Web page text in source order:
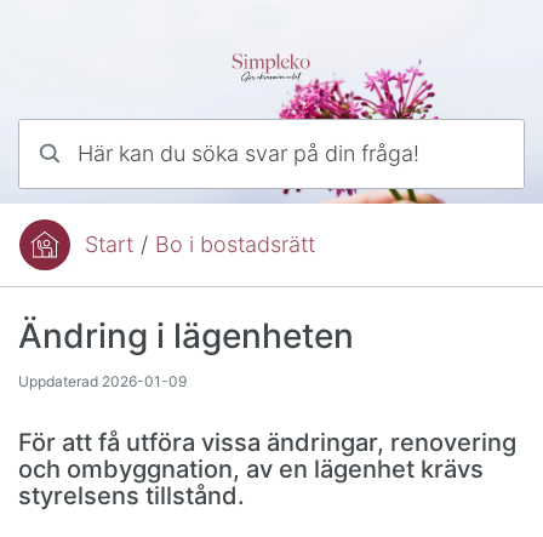
Du är här:Start / Bo i bostadsrätt
Ändring i lägenheten
Uppdaterad 2026-01-09
För att få utföra vissa ändringar, renovering
och ombyggnation, av en lägenhet krävs
styrelsens tillstånd.